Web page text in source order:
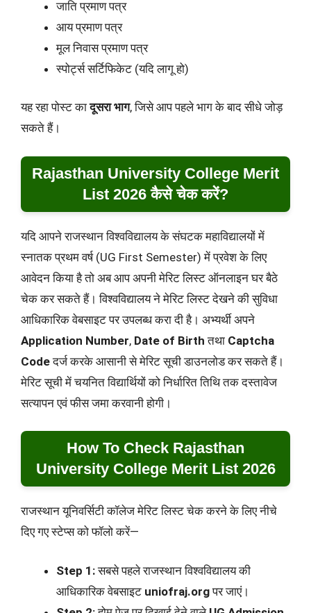
जाति प्रमाण पत्र
आय प्रमाण पत्र
मूल निवास प्रमाण पत्र
स्पोर्ट्स सर्टिफिकेट (यदि लागू हो)
यह रहा पोस्ट कादूसरा भाग, जिसे आप पहले भाग के बाद सीधे जोड़
सकते हैं।
Rajasthan University College Merit
List 2026 कैसे चेक करें?
यदि आपने राजस्थान विश्वविद्यालय के संघटक महाविद्यालयों में
स्नातक प्रथम वर्ष (UG First Semester) में प्रवेश के लिए
आवेदन किया है तो अब आप अपनी मेरिट लिस्ट ऑनलाइन घर बैठे
चेक कर सकते हैं। विश्वविद्यालय ने मेरिट लिस्ट देखने की सुविधा
आधिकारिक वेबसाइट पर उपलब्ध करा दी है। अभ्यर्थी अपने
Application Number, Date of Birth तथा Captcha
Codeदर्ज करके आसानी से मेरिट सूची डाउनलोड कर सकते हैं।
मेरिट सूची में चयनित विद्यार्थियों को निर्धारित तिथि तक दस्तावेज
सत्यापन एवं फीस जमा करवानी होगी।
How To Check Rajasthan
University College Merit List 2026
राजस्थान यूनिवर्सिटी कॉलेज मेरिट लिस्ट चेक करने के लिए नीचे
दिए गए स्टेप्स को फॉलो करें—
Step 1:सबसे पहले राजस्थान विश्वविद्यालय की
आधिकारिक वेबसाइट uniofraj.orgपर जाएं।